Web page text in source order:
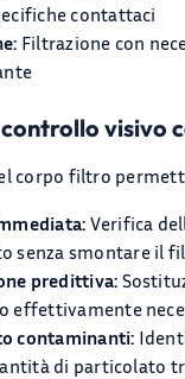
contattaci
Filtrazione con
visivo
corpo filtro
Verifica
senza smontare il
predittiva:
effettivamente
contaminanti:
di particolato